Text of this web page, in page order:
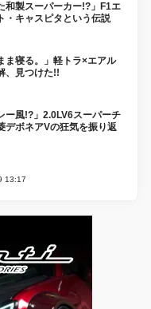
和製スーパーカー!?」F1エ
・キャスピタという伝説
ま寝る。」軽トラ×エアル
、見つけた!!
ー風!?」2.0LV6スーパーチ
デボネアVの狂気を振り返
13:17